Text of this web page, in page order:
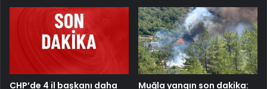
CHP’de 4 il başkanı daha Muğla yangın son dakika: